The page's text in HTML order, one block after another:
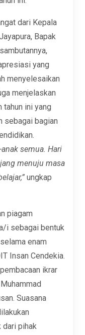
dari Kepala
Bapak
yang
menyelesaikan
menjelaskan
ini yang
sebagai bagian
semua. Hari
menuju masa
ungkap
piagam
i sebagai bentuk
enam
Insan Cendekia.
ikrar
Suasana
pihak